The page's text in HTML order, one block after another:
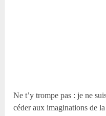
Ne t’y trompe pas : je ne
céder aux imaginations de